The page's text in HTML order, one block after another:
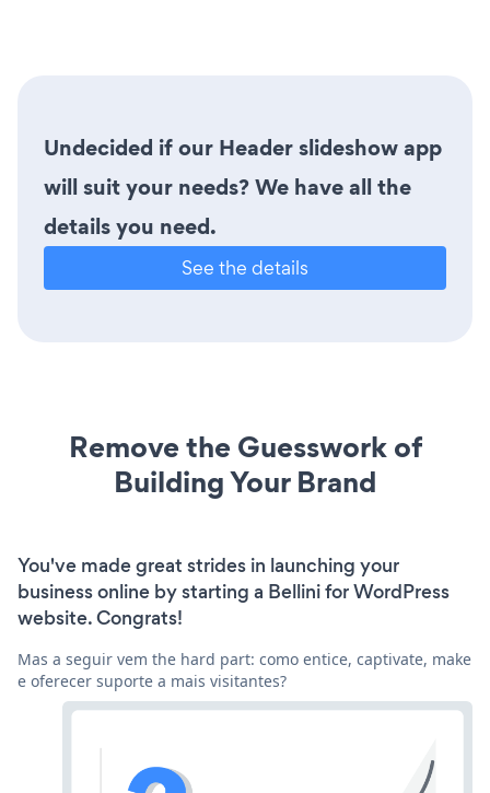
Undecided if our Header slideshow app
will suit your needs? We have all the
details you need.
See the details
Remove the Guesswork of
Building Your Brand
You've made great strides in launching your
business online by starting a Bellini for WordPress
website. Congrats!
Mas a seguir vem the hard part: como entice, captivate, make
e oferecer suporte a mais visitantes?